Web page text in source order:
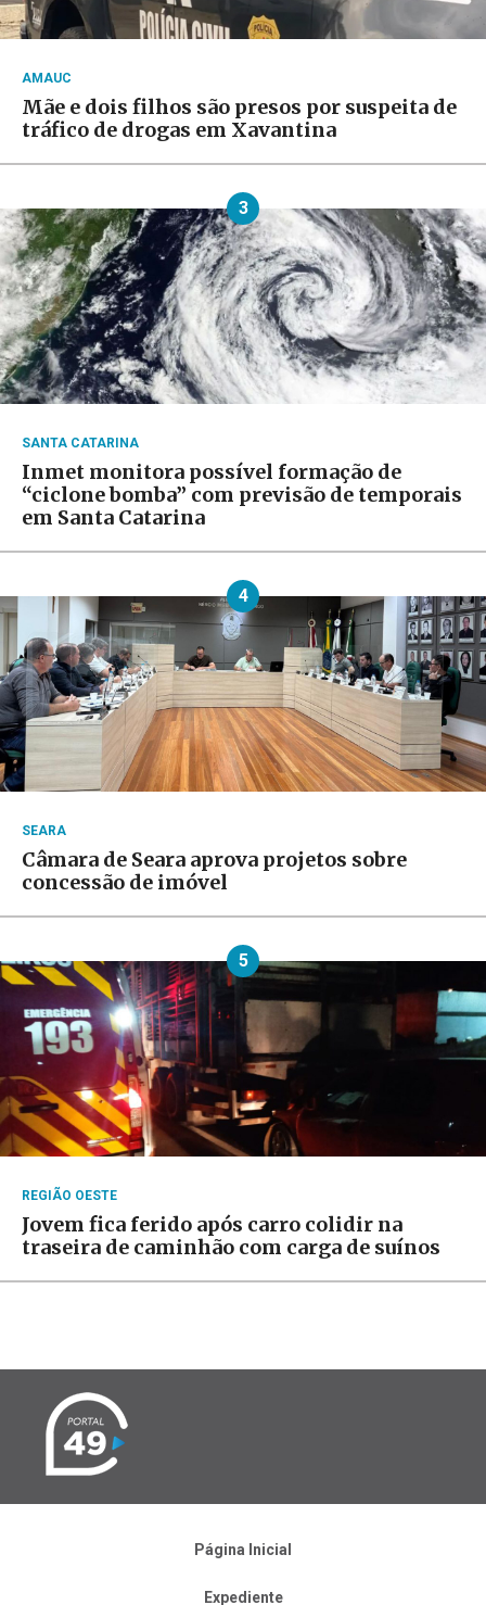
AMAUC
Mãe e dois filhos são presos por suspeita de
tráfico de drogas em Xavantina
3
SANTA CATARINA
Inmet monitora possível formação de
“ciclone bomba” com previsão de temporais
em Santa Catarina
4
SEARA
Câmara de Seara aprova projetos sobre
concessão de imóvel
5
REGIÃO OESTE
Jovem fica ferido após carro colidir na
traseira de caminhão com carga de suínos
Página Inicial
Expediente